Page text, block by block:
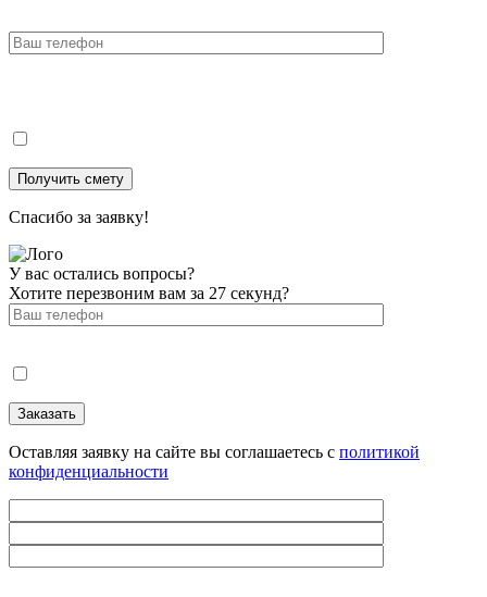
Спасибо за заявку!
У вас остались вопросы?
Хотите перезвоним вам за 27 секунд?
Оставляя заявку на сайте вы соглашаетесь с политикой
конфиденциальности